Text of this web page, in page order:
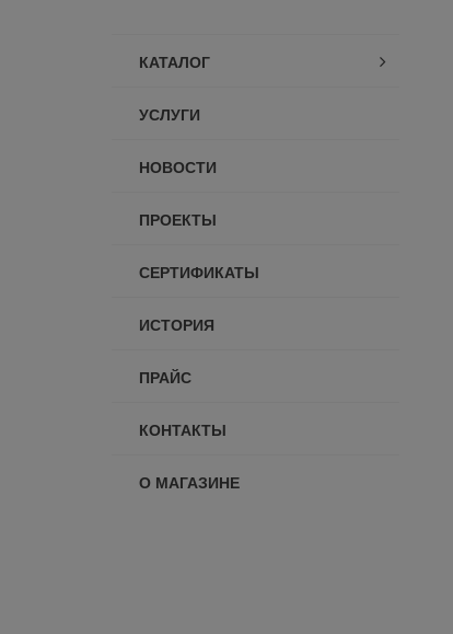
КАТАЛОГ
УСЛУГИ
НОВОСТИ
ПРОЕКТЫ
СЕРТИФИКАТЫ
ИСТОРИЯ
ПРАЙС
КОНТАКТЫ
О МАГАЗИНЕ